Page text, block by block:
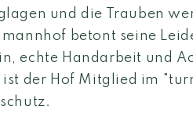
und die Trauben
betont seine
echte Handarbeit und
der Hof Mitglied im